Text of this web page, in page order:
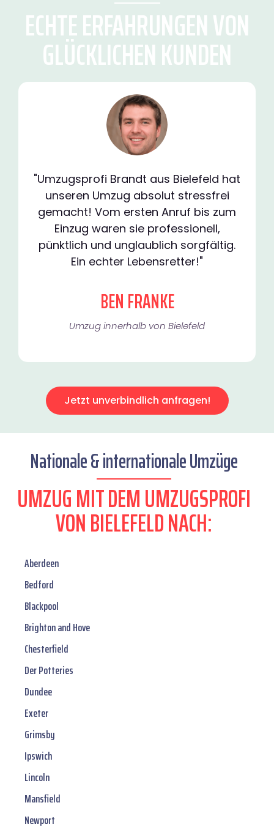
ECHTE ERFAHRUNGEN VON
GLÜCKLICHEN KUNDEN
"Umzugsprofi Brandt aus Bielefeld hat
unseren Umzug absolut stressfrei
gemacht! Vom ersten Anruf bis zum
Einzug waren sie professionell,
pünktlich und unglaublich sorgfältig.
Ein echter Lebensretter!"
BEN FRANKE
Umzug innerhalb von Bielefeld​
Jetzt unverbindlich anfragen!
Nationale & internationale Umzüge
UMZUG MIT DEM UMZUGSPROFI
VON BIELEFELD NACH:
Aberdeen
Bedford
Blackpool
Brighton and Hove
Chesterfield
Der Potteries
Dundee
Exeter
Grimsby
Ipswich
Lincoln
Mansfield
Newport